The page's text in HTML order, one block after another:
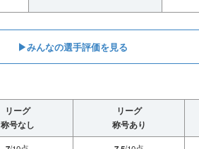
▶︎みんなの選手評価を見る
リーグ
称号なし
リーグ
称号あり